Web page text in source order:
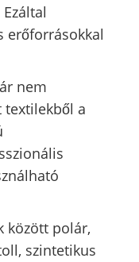
erőforrásokkal
nem
textilekből a
között polár,
szintetikus